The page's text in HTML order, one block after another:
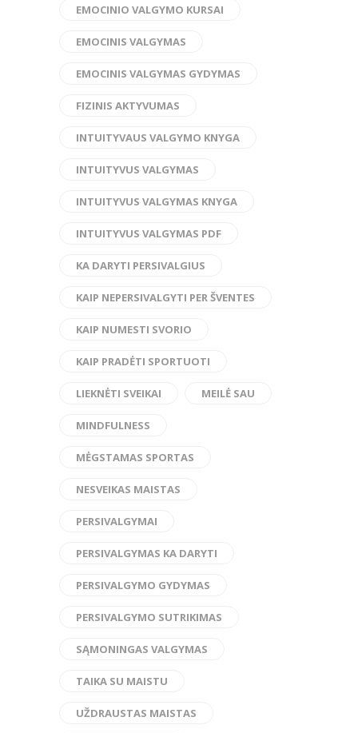
EMOCINIO VALGYMO KURSAI
EMOCINIS VALGYMAS
EMOCINIS VALGYMAS GYDYMAS
FIZINIS AKTYVUMAS
INTUITYVAUS VALGYMO KNYGA
INTUITYVUS VALGYMAS
INTUITYVUS VALGYMAS KNYGA
INTUITYVUS VALGYMAS PDF
KA DARYTI PERSIVALGIUS
KAIP NEPERSIVALGYTI PER ŠVENTES
KAIP NUMESTI SVORIO
KAIP PRADĖTI SPORTUOTI
LIEKNĖTI SVEIKAI MEILĖ SAU
MINDFULNESS
MĖGSTAMAS SPORTAS
NESVEIKAS MAISTAS
PERSIVALGYMAI
PERSIVALGYMAS KA DARYTI
PERSIVALGYMO GYDYMAS
PERSIVALGYMO SUTRIKIMAS
SĄMONINGAS VALGYMAS
TAIKA SU MAISTU
UŽDRAUSTAS MAISTAS